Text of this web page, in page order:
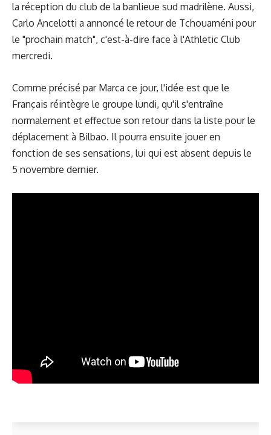
la réception du club de la banlieue sud madrilène. Aussi,
Carlo Ancelotti a annoncé le retour de Tchouaméni pour
le "prochain match", c'est-à-dire face à l'Athletic Club
mercredi.
Comme précisé par Marca ce jour, l'idée est que le
Français réintègre le groupe lundi, qu'il s'entraîne
normalement et effectue son retour dans la liste pour le
déplacement à Bilbao. Il pourra ensuite jouer en
fonction de ses sensations, lui qui est absent depuis le
5 novembre dernier.